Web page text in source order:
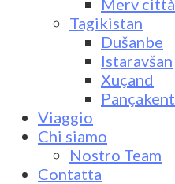
Merv città
Tagikistan
Dušanbe
Istaravšan
Xuçand
Pançakent
Viaggio
Chi siamo
Nostro Team
Contatta